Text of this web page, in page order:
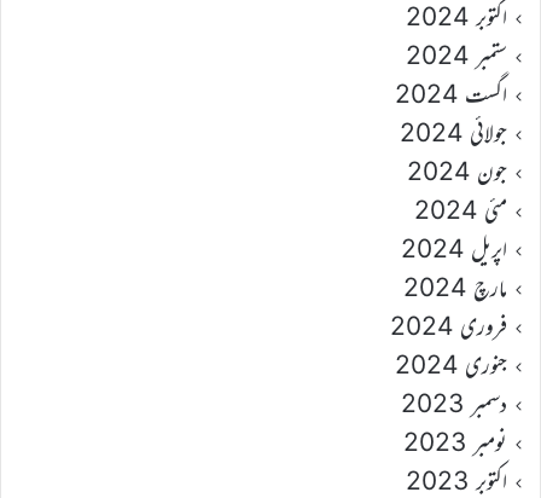
اکتوبر 2024
ستمبر 2024
اگست 2024
جولائی 2024
جون 2024
مئی 2024
اپریل 2024
مارچ 2024
فروری 2024
جنوری 2024
دسمبر 2023
نومبر 2023
اکتوبر 2023